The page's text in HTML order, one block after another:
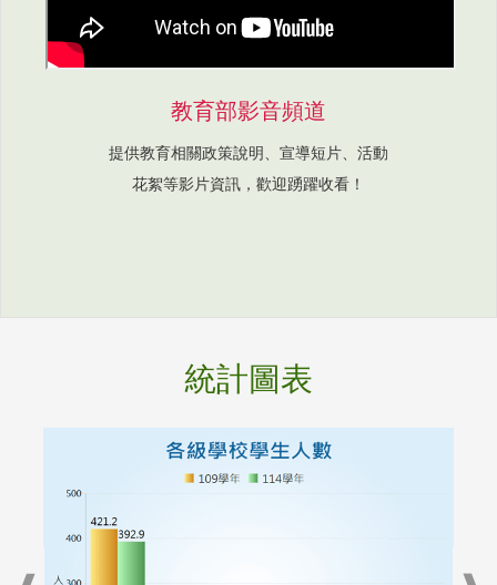
教育部影音頻道
提供教育相關政策說明、宣導短片、活動
花絮等影片資訊，歡迎踴躍收看！
統計圖表